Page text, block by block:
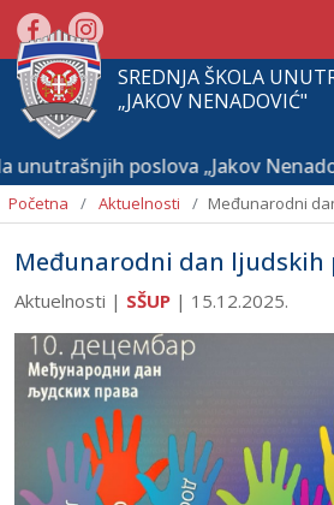
SREDNJA ŠKOLA
„JAKOV NENADOVIĆ"
školi
poslova „Jakov
Početna Aktuelnosti Međunarodni
Međunarodni dan ljudskih
Aktuelnosti | SŠUP | 15.12.2025.